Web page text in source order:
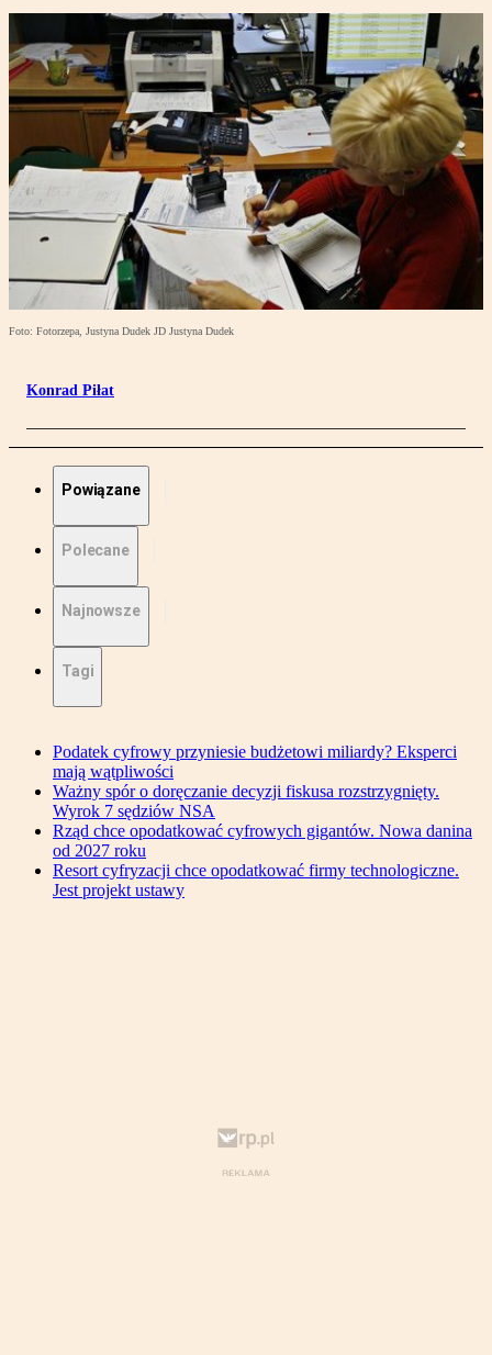
Foto: Fotorzepa, Justyna Dudek JD Justyna Dudek
Konrad Piłat
Powiązane
Polecane
Najnowsze
Tagi
Podatek cyfrowy przyniesie budżetowi miliardy? Eksperci
mają wątpliwości
Ważny spór o doręczanie decyzji fiskusa rozstrzygnięty.
Wyrok 7 sędziów NSA
Rząd chce opodatkować cyfrowych gigantów. Nowa danina
od 2027 roku
Resort cyfryzacji chce opodatkować firmy technologiczne.
Jest projekt ustawy